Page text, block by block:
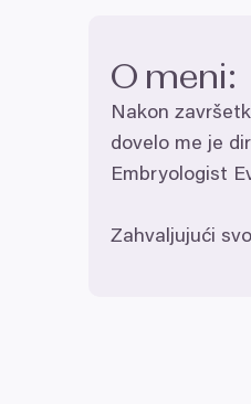
O meni:
Nakon
dovelo me je
Embryologist
Zahvaljujući